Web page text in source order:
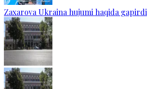
Zaxarova Ukraina hujumi haqida gapirdi